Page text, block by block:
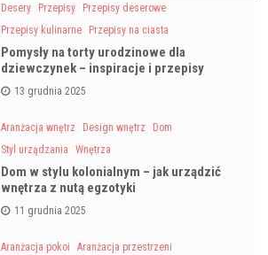
Desery Przepisy
Przepisy deserowe
Przepisy kulinarne
Przepisy na ciasta
Pomysły na torty urodzinowe dla
dziewczynek – inspiracje i przepisy
13 grudnia 2025
Aranżacja wnętrz Design wnętrz
Dom
Styl urządzania
Wnętrza
Dom w stylu kolonialnym – jak urządzić
wnętrza z nutą egzotyki
11 grudnia 2025
Aranżacja pokoi
Aranżacja przestrzeni